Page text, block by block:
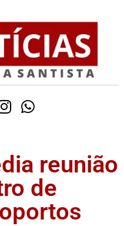
reunião
de